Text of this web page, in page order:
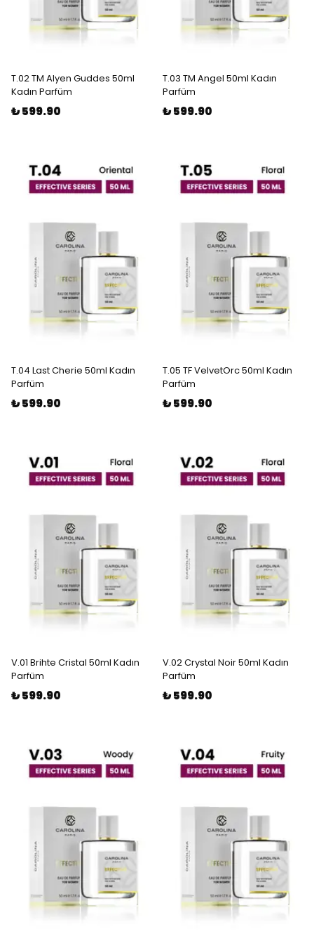
T.02 TM Alyen Guddes 50ml
Kadın Parfüm
₺ 599.90
T.03 TM Angel 50ml Kadın
Parfüm
₺ 599.90
T.04 Last Cherie 50ml Kadın
Parfüm
₺ 599.90
T.05 TF VelvetOrc 50ml Kadın
Parfüm
₺ 599.90
V.01 Brihte Cristal 50ml Kadın
Parfüm
₺ 599.90
V.02 Crystal Noir 50ml Kadın
Parfüm
₺ 599.90